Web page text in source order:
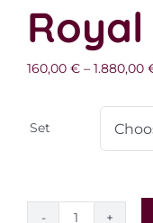
Royal
160,00 €– 1.880,00
Set